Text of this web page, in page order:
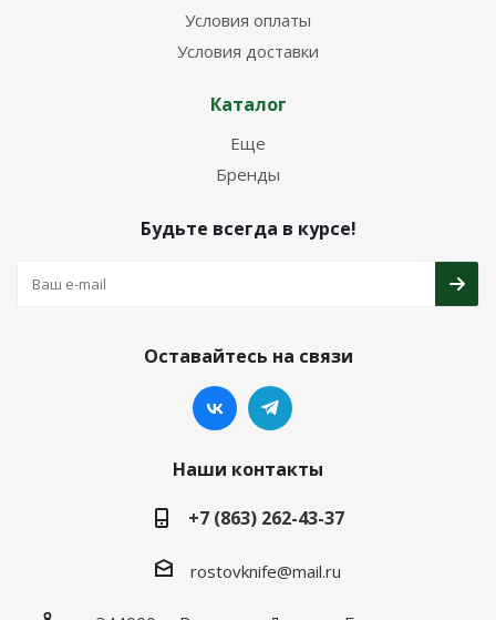
Условия оплаты
Условия доставки
Каталог
Еще
Бренды
Будьте всегда в курсе!
Оставайтесь на связи
Наши контакты
+7 (863) 262-43-37
rostovknife@mail.ru